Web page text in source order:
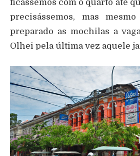
ficássemos com o quarto até
precisássemos, mas
preparado as mochilas a
Olhei pela última vez aquele